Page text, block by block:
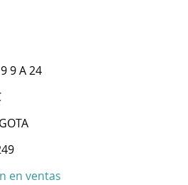
9 A 24
en ventas